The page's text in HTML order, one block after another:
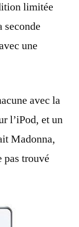
limitée
seconde
une
avec la
l’iPod, et un
Madonna,
pas trouvé